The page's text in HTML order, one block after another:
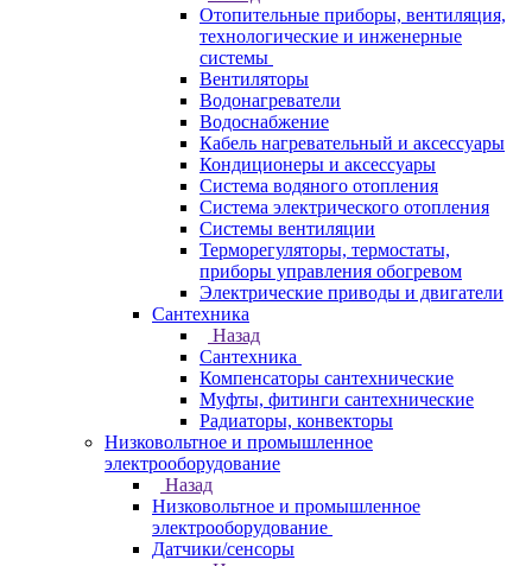
Отопительные приборы, вентиляция,
технологические и инженерные
системы
Вентиляторы
Водонагреватели
Водоснабжение
Кабель нагревательный и аксессуары
Кондиционеры и аксессуары
Система водяного отопления
Система электрического отопления
Системы вентиляции
Терморегуляторы, термостаты,
приборы управления обогревом
Электрические приводы и двигатели
Сантехника
Назад
Сантехника
Компенсаторы сантехнические
Муфты, фитинги сантехнические
Радиаторы, конвекторы
Низковольтное и промышленное
электрооборудование
Назад
Низковольтное и промышленное
электрооборудование
Датчики/сенсоры